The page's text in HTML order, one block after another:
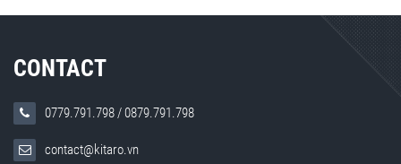
CONTACT
0779.791.798/0879.791.798
contact@kitaro.vn